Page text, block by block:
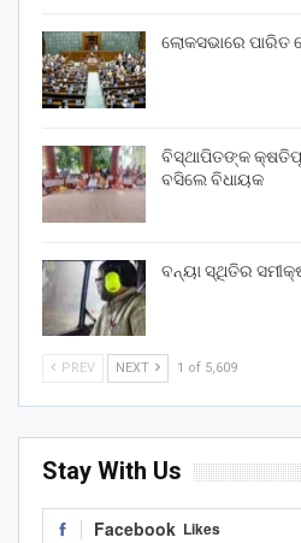
ଲୋକସଭାରେ ପାରିତ
ବିସ୍ଥାପିତଙ୍କ
ବସିଲେ ବିଧାୟକ
ବନ୍ୟା ସ୍ଥିତିର
PREV NEXT 1 of 5,609
Stay With Us
Facebook Likes